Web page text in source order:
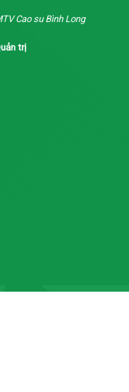
Cao su Bình Long
trị